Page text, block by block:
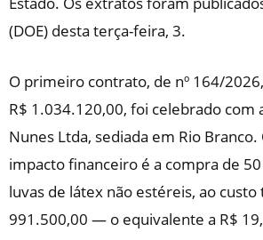
(DOE) desta terça-feira, 3.
O primeiro contrato, de nº 164/
R$ 1.034.120,00, foi celebrado com
Nunes Ltda, sediada em Rio
impacto financeiro é a compra de
luvas de látex não estéreis, ao custo
991.500,00 — o equivalente a R$